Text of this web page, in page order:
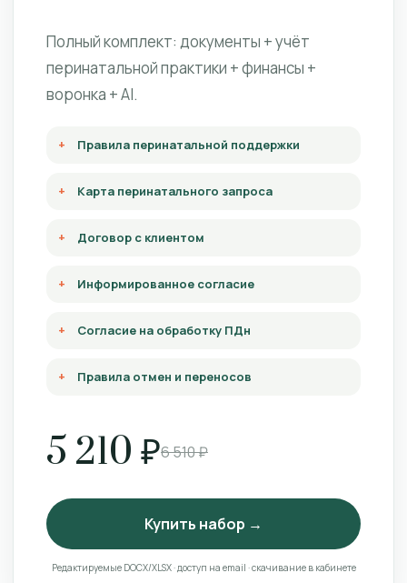
Полный комплект: документы + учёт
перинатальной практики + финансы +
воронка + AI.
Правила перинатальной поддержки
Карта перинатального запроса
Договор с клиентом
Информированное согласие
Согласие на обработку ПДн
Правила отмен и переносов
5 210 ₽6 510 ₽
Купить набор →
Редактируемые DOCX/XLSX · доступ на email · скачивание в кабинете